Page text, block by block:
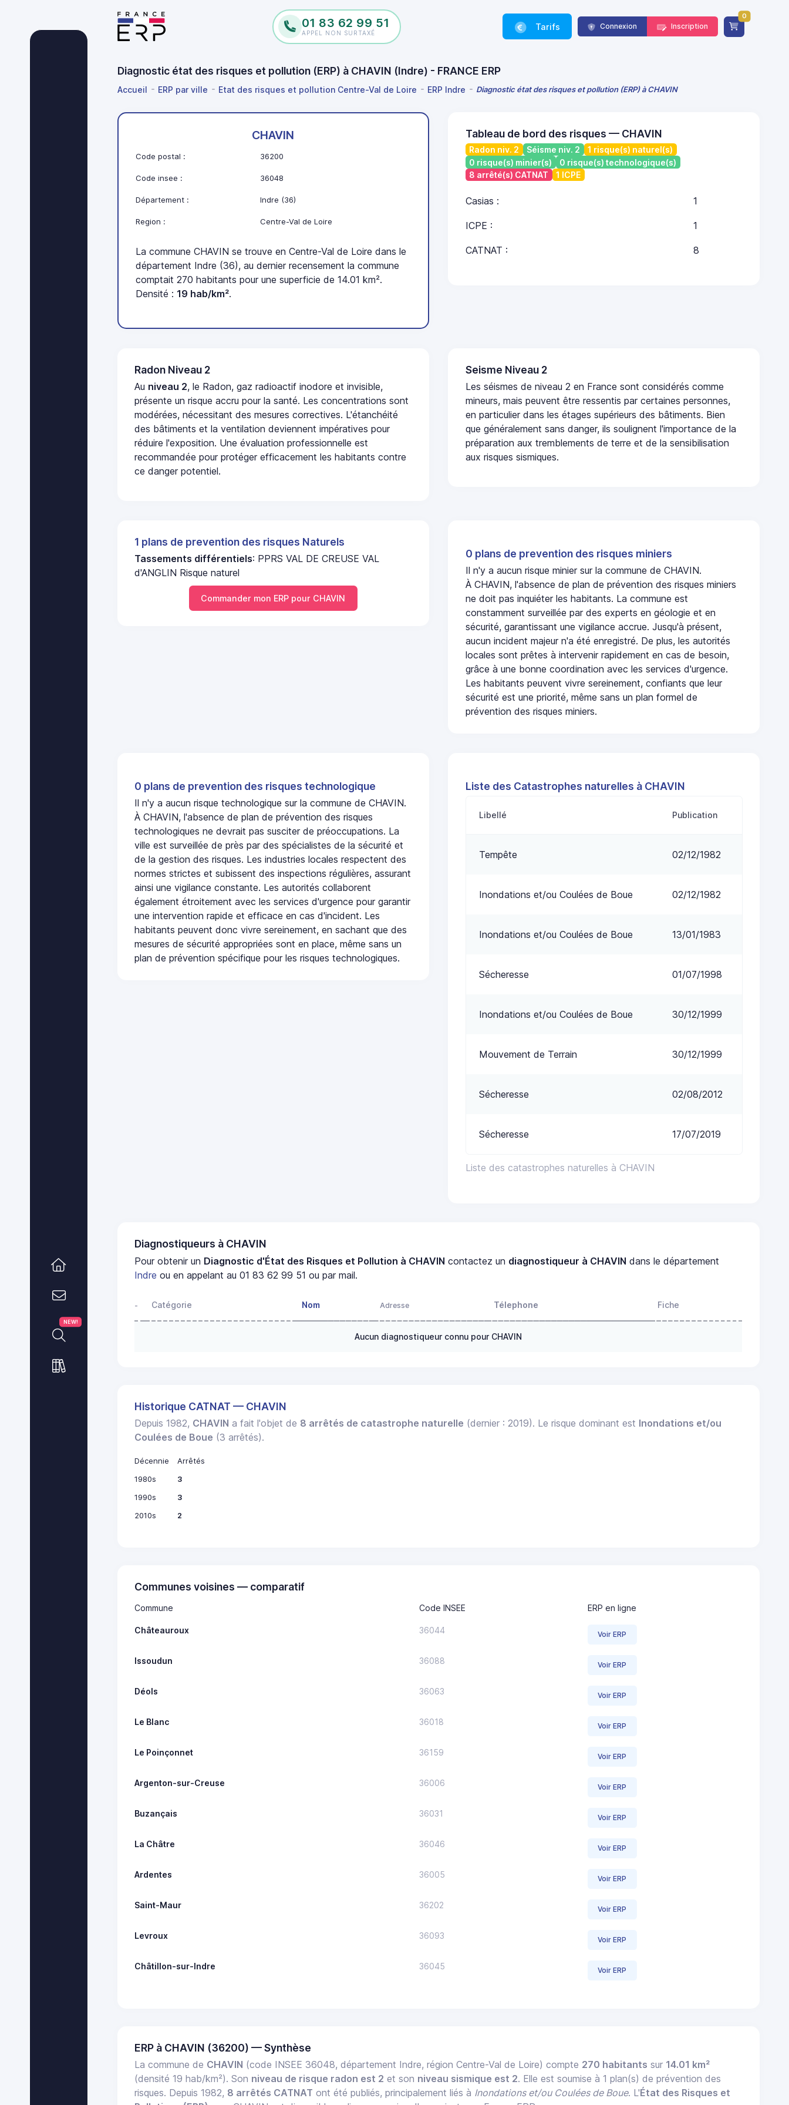
01 83 62 99 51
APPEL NON SURTAXÉ
Tarifs Connexion Inscription
0
Diagnostic état des risques et pollution (ERP) à CHAVIN (Indre) - FRANCE ERP
Accueil ERP par ville Etat des risques et pollution Centre-Val de Loire ERP Indre Diagnostic état des risques et pollution (ERP) à CHAVIN
NEW!
CHAVIN
Code postal : 36200
Code insee : 36048
Département : Indre (36)
Region : Centre-Val de Loire
La commune CHAVIN se trouve en Centre-Val de Loire dans le
département Indre (36), au dernier recensement la commune
comptait 270 habitants pour une superficie de 14.01 km².
Densité : 19 hab/km².
Tableau de bord des risques — CHAVIN
Radon niv. 2 Séisme niv. 2
1 risque(s) naturel(s)
0 risque(s) minier(s)
0 risque(s) technologique(s)
8 arrêté(s) CATNAT
1 ICPE
Casias : 1
ICPE : 1
CATNAT : 8
Radon Niveau 2
Au niveau 2, le Radon, gaz radioactif inodore et invisible,
présente un risque accru pour la santé. Les concentrations sont
modérées, nécessitant des mesures correctives. L'étanchéité
des bâtiments et la ventilation deviennent impératives pour
réduire l'exposition. Une évaluation professionnelle est
recommandée pour protéger efficacement les habitants contre
ce danger potentiel.
Seisme Niveau 2
Les séismes de niveau 2 en France sont considérés comme
mineurs, mais peuvent être ressentis par certaines personnes,
en particulier dans les étages supérieurs des bâtiments. Bien
que généralement sans danger, ils soulignent l'importance de la
préparation aux tremblements de terre et de la sensibilisation
aux risques sismiques.
1 plans de prevention des risques Naturels
Tassements différentiels: PPRS VAL DE CREUSE VAL
d'ANGLIN Risque naturel
Commander mon ERP pour CHAVIN
0 plans de prevention des risques miniers
Il n'y a aucun risque minier sur la commune de CHAVIN.
À CHAVIN, l'absence de plan de prévention des risques miniers
ne doit pas inquiéter les habitants. La commune est
constamment surveillée par des experts en géologie et en
sécurité, garantissant une vigilance accrue. Jusqu'à présent,
aucun incident majeur n'a été enregistré. De plus, les autorités
locales sont prêtes à intervenir rapidement en cas de besoin,
grâce à une bonne coordination avec les services d'urgence.
Les habitants peuvent vivre sereinement, confiants que leur
sécurité est une priorité, même sans un plan formel de
prévention des risques miniers.
0 plans de prevention des risques technologique
Il n'y a aucun risque technologique sur la commune de CHAVIN.
À CHAVIN, l'absence de plan de prévention des risques
technologiques ne devrait pas susciter de préoccupations. La
ville est surveillée de près par des spécialistes de la sécurité et
de la gestion des risques. Les industries locales respectent des
normes strictes et subissent des inspections régulières, assurant
ainsi une vigilance constante. Les autorités collaborent
également étroitement avec les services d'urgence pour garantir
une intervention rapide et efficace en cas d'incident. Les
habitants peuvent donc vivre sereinement, en sachant que des
mesures de sécurité appropriées sont en place, même sans un
plan de prévention spécifique pour les risques technologiques.
Liste des Catastrophes naturelles à CHAVIN
Liste des catastrophes naturelles à CHAVIN
Libellé Publication
Tempête 02/12/1982
Inondations et/ou Coulées de Boue 02/12/1982
Inondations et/ou Coulées de Boue 13/01/1983
Sécheresse 01/07/1998
Inondations et/ou Coulées de Boue 30/12/1999
Mouvement de Terrain 30/12/1999
Sécheresse 02/08/2012
Sécheresse 17/07/2019
Diagnostiqueurs à CHAVIN
Pour obtenir un Diagnostic d'État des Risques et Pollution à CHAVIN contactez un diagnostiqueur à CHAVIN dans le département
Indre ou en appelant au 01 83 62 99 51 ou par mail.
- Catégorie Nom Adresse Télephone Fiche
Aucun diagnostiqueur connu pour CHAVIN
Historique CATNAT — CHAVIN
Depuis 1982, CHAVIN a fait l'objet de 8 arrêtés de catastrophe naturelle (dernier : 2019). Le risque dominant est Inondations et/ou
Coulées de Boue (3 arrêtés).
Décennie
Arrêtés
1980s
3
1990s
3
2010s
2
Communes voisines — comparatif
Commune Code INSEE ERP en ligne
Châteauroux 36044 Voir ERP
Issoudun 36088 Voir ERP
Déols 36063 Voir ERP
Le Blanc 36018 Voir ERP
Le Poinçonnet 36159 Voir ERP
Argenton-sur-Creuse 36006 Voir ERP
Buzançais 36031 Voir ERP
La Châtre 36046 Voir ERP
Ardentes 36005 Voir ERP
Saint-Maur 36202 Voir ERP
Levroux 36093 Voir ERP
Châtillon-sur-Indre 36045 Voir ERP
ERP à CHAVIN (36200) — Synthèse
La commune de CHAVIN (code INSEE 36048, département Indre, région Centre-Val de Loire) compte 270 habitants sur 14.01 km²
(densité 19 hab/km²). Son niveau de risque radon est 2 et son niveau sismique est 2. Elle est soumise à 1 plan(s) de prévention des
risques. Depuis 1982, 8 arrêtés CATNAT ont été publiés, principalement liés à Inondations et/ou Coulées de Boue. L'État des Risques et